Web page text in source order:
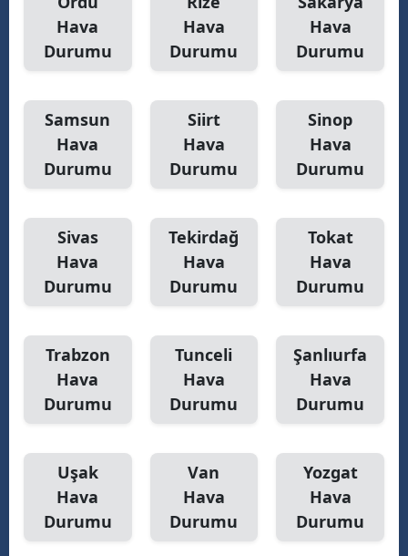
Hava
Durumu
Hava
Durumu
Hava
Durumu
Samsun
Hava
Durumu
Siirt
Hava
Durumu
Sinop
Hava
Durumu
Sivas
Hava
Durumu
Tekirdağ
Hava
Durumu
Tokat
Hava
Durumu
Trabzon
Hava
Durumu
Tunceli
Hava
Durumu
Şanlıurfa
Hava
Durumu
Uşak
Hava
Durumu
Van
Hava
Durumu
Yozgat
Hava
Durumu